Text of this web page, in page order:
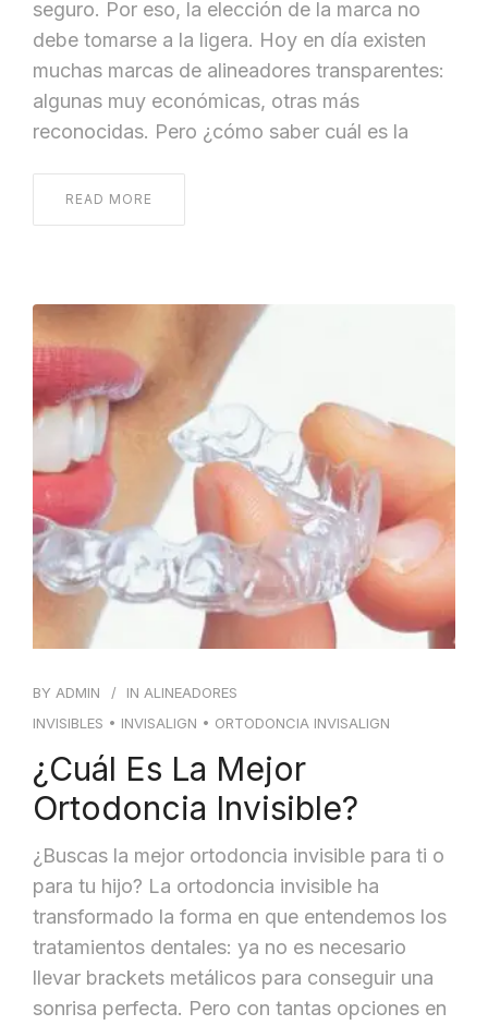
seguro. Por eso, la elección de la marca no
debe tomarse a la ligera. Hoy en día existen
muchas marcas de alineadores transparentes:
algunas muy económicas, otras más
reconocidas. Pero ¿cómo saber cuál es la
READ MORE
BY ADMIN IN ALINEADORES
INVISIBLES • INVISALIGN • ORTODONCIA INVISALIGN
¿Cuál Es La Mejor
Ortodoncia Invisible?
¿Buscas la mejor ortodoncia invisible para ti o
para tu hijo? La ortodoncia invisible ha
transformado la forma en que entendemos los
tratamientos dentales: ya no es necesario
llevar brackets metálicos para conseguir una
sonrisa perfecta. Pero con tantas opciones en